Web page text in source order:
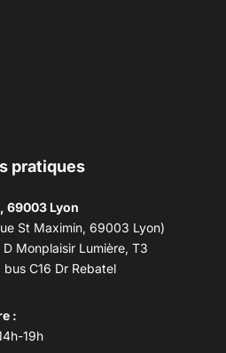
pratiques
69003 Lyon
St Maximin, 69003 Lyon)
Monplaisir Lumière, T3
C16 Dr Rebatel
:
19h